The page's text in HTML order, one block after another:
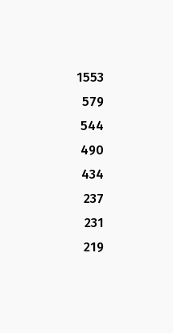
1553
579
544
490
434
237
231
219